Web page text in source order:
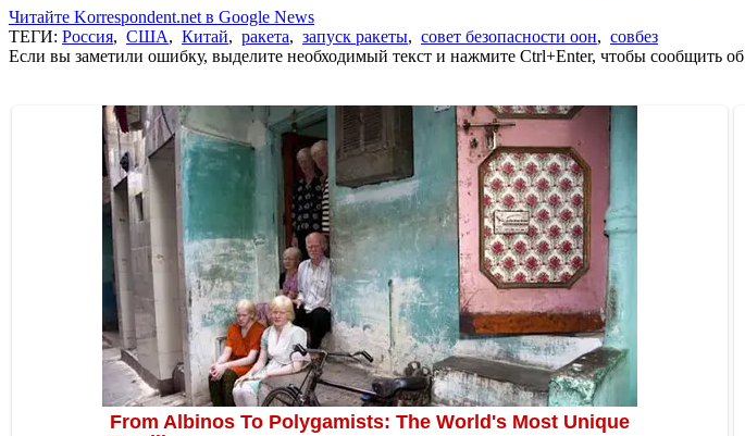
Читайте Korrespondent.net в Google News
ТЕГИ: Россия, США, Китай, ракета, запуск ракеты, совет безопасности оон, совбез
Если вы заметили ошибку, выделите необходимый текст и нажмите Ctrl+Enter, чтобы сообщить